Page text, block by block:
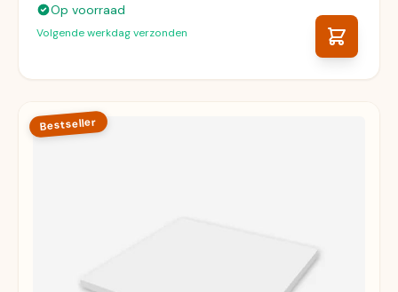
Op voorraad
Volgende werkdag verzonden
Bestseller